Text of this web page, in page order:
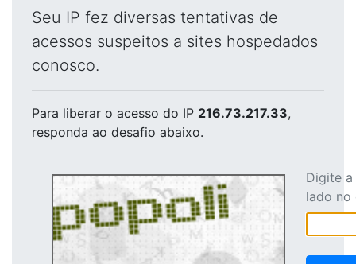
Seu IP fez diversas tentativas de
acessos suspeitos a sites hospedados
conosco.
Para liberar o acesso do IP 216.73.217.33,
responda ao desafio abaixo.
Digite
lado no